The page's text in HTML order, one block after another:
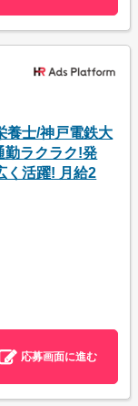
養士/神戸電鉄大
勤ラクラク!発
く活躍! 月給2
応募画面に進む